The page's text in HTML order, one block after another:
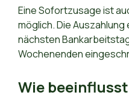
Eine Sofortzusage ist
möglich. Die
nächsten
Wochenenden
Wie beeinflusst